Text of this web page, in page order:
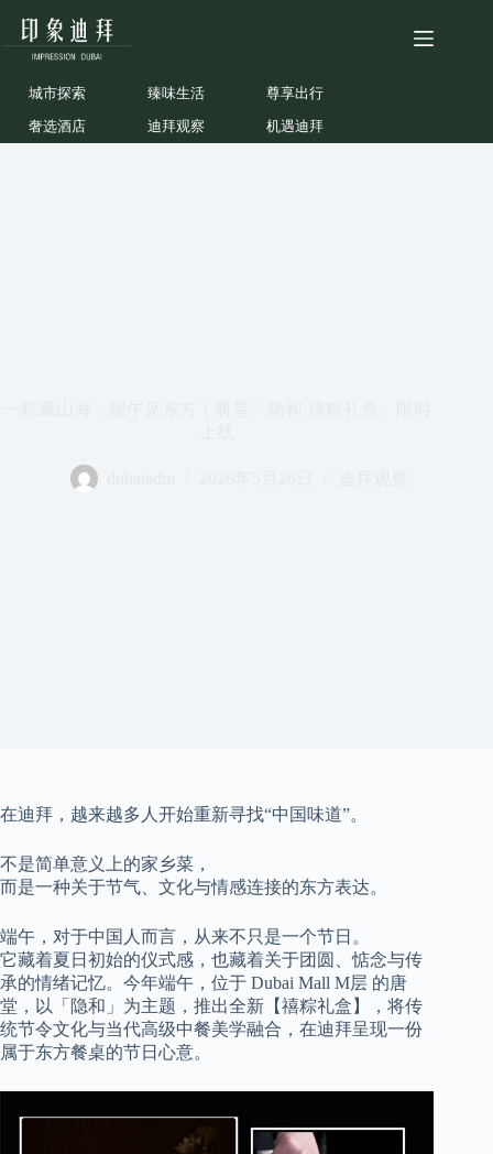
城市探索 臻味生活
尊享出行
奢选酒店
迪拜观察 机遇迪拜
在迪拜，越来越多人开始重新寻找“中国味道”。
不是简单意义上的家乡菜，
而是一种关于节气、文化与情感连接的东方表达。
端午，对于中国人而言，从来不只是一个节日。
它藏着夏日初始的仪式感，也藏着关于团圆、惦念与传
承的情绪记忆。今年端午，位于 Dubai Mall M层 的唐
堂，以「隐和」为主题，推出全新【禧粽礼盒】，将传
统节令文化与当代高级中餐美学融合，在迪拜呈现一份
属于东方餐桌的节日心意。